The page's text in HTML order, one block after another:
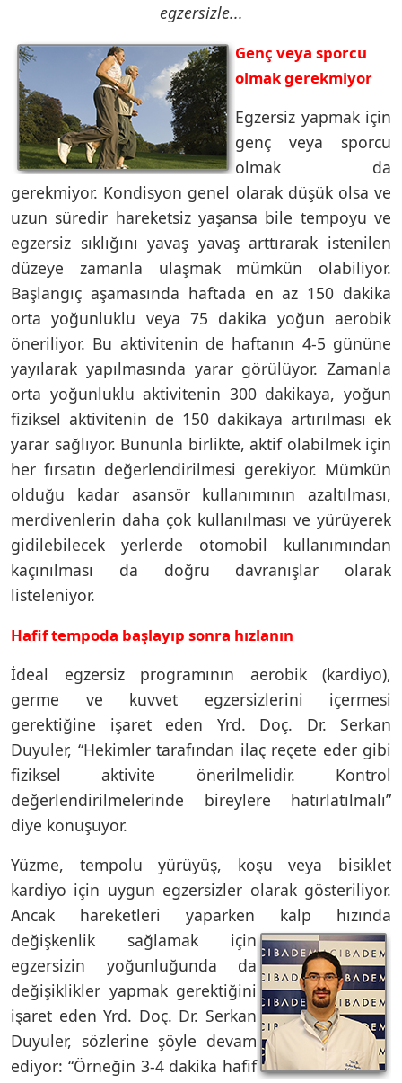
egzersizle...
Genç veya sporcu
olmak gerekmiyor
Egzersiz yapmak için
genç veya sporcu
olmak da
gerekmiyor. Kondisyon genel olarak düşük olsa ve
uzun süredir hareketsiz yaşansa bile tempoyu ve
egzersiz sıklığını yavaş yavaş arttırarak istenilen
düzeye zamanla ulaşmak mümkün olabiliyor.
Başlangıç aşamasında haftada en az 150 dakika
orta yoğunluklu veya 75 dakika yoğun aerobik
öneriliyor. Bu aktivitenin de haftanın 4-5 gününe
yayılarak yapılmasında yarar görülüyor. Zamanla
orta yoğunluklu aktivitenin 300 dakikaya, yoğun
fiziksel aktivitenin de 150 dakikaya artırılması ek
yarar sağlıyor. Bununla birlikte, aktif olabilmek için
her fırsatın değerlendirilmesi gerekiyor. Mümkün
olduğu kadar asansör kullanımının azaltılması,
merdivenlerin daha çok kullanılması ve yürüyerek
gidilebilecek yerlerde otomobil kullanımından
kaçınılması da doğru davranışlar olarak
listeleniyor.
Hafif tempoda başlayıp sonra hızlanın
İdeal egzersiz programının aerobik (kardiyo),
germe ve kuvvet egzersizlerini içermesi
gerektiğine işaret eden Yrd. Doç. Dr. Serkan
Duyuler, “Hekimler tarafından ilaç reçete eder gibi
fiziksel aktivite önerilmelidir. Kontrol
değerlendirilmelerinde bireylere hatırlatılmalı”
diye konuşuyor.
Yüzme, tempolu yürüyüş, koşu veya bisiklet
kardiyo için uygun egzersizler olarak gösteriliyor.
Ancak hareketleri yaparken kalp hızında
değişkenlik sağlamak için
egzersizin yoğunluğunda da
değişiklikler yapmak gerektiğini
işaret eden Yrd. Doç. Dr. Serkan
Duyuler, sözlerine şöyle devam
ediyor: “Örneğin 3-4 dakika hafif